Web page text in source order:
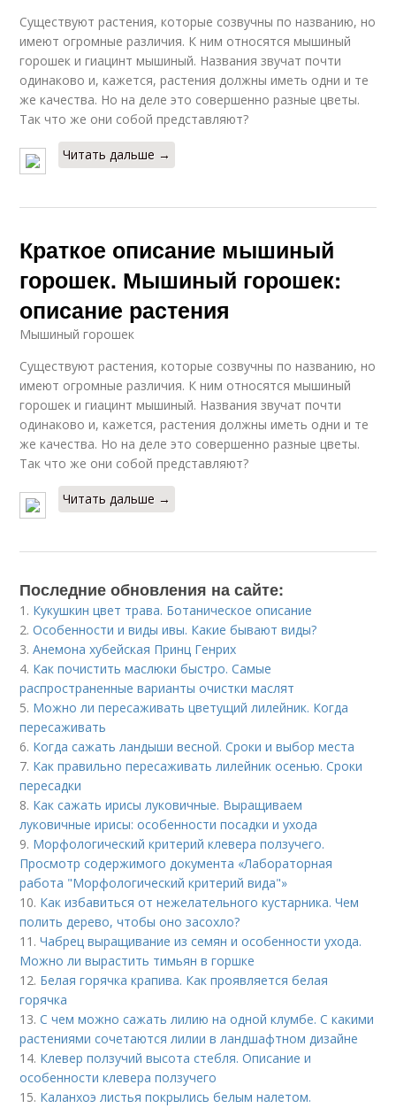
Существуют растения, которые созвучны по названию, но
имеют огромные различия. К ним относятся мышиный
горошек и гиацинт мышиный. Названия звучат почти
одинаково и, кажется, растения должны иметь одни и те
же качества. Но на деле это совершенно разные цветы.
Так что же они собой представляют?
Читать дальше →
Краткое описание мышиный
горошек. Мышиный горошек:
описание растения
Мышиный горошек
Существуют растения, которые созвучны по названию, но
имеют огромные различия. К ним относятся мышиный
горошек и гиацинт мышиный. Названия звучат почти
одинаково и, кажется, растения должны иметь одни и те
же качества. Но на деле это совершенно разные цветы.
Так что же они собой представляют?
Читать дальше →
Последние обновления на сайте:
1. Кукушкин цвет трава. Ботаническое описание
2.Особенности и виды ивы. Какие бывают виды?
3.Анемона хубейская Принц Генрих
4. Как почистить маслюки быстро. Самые
распространенные варианты очистки маслят
5. Можно ли пересаживать цветущий лилейник. Когда
пересаживать
6. Когда сажать ландыши весной. Сроки и выбор места
7. Как правильно пересаживать лилейник осенью. Сроки
пересадки
8. Как сажать ирисы луковичные. Выращиваем
луковичные ирисы: особенности посадки и ухода
9. Морфологический критерий клевера ползучего.
Просмотр содержимого документа «Лабораторная
работа "Морфологический критерий вида"»
10. Как избавиться от нежелательного кустарника. Чем
полить дерево, чтобы оно засохло?
11.Чабрец выращивание из семян и особенности ухода.
Можно ли вырастить тимьян в горшке
12. Белая горячка крапива. Как проявляется белая
горячка
13.С чем можно сажать лилию на одной клумбе. С какими
растениями сочетаются лилии в ландшафтном дизайне
14. Клевер ползучий высота стебля. Описание и
особенности клевера ползучего
15. Каланхоэ листья покрылись белым налетом.